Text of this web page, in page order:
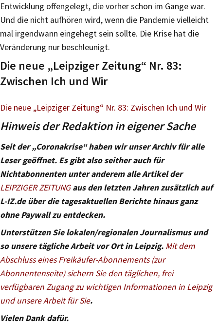
Entwicklung offengelegt, die vorher schon im Gange war.
Und die nicht aufhören wird, wenn die Pandemie vielleicht
mal irgendwann eingehegt sein sollte. Die Krise hat die
Veränderung nur beschleunigt.
Die neue „Leipziger Zeitung“ Nr. 83:
Zwischen Ich und Wir
Die neue „Leipziger Zeitung“ Nr. 83: Zwischen Ich und Wir
Hinweis der Redaktion in eigener Sache
Seit der „Coronakrise“ haben wir unser Archiv für alle
Leser geöffnet. Es gibt also seither auch für
Nichtabonnenten unter anderem alle Artikel der
LEIPZIGER ZEITUNGaus den letzten Jahren zusätzlich auf
L-IZ.de über die tagesaktuellen Berichte hinaus ganz
ohne Paywall zu entdecken.
Unterstützen Sie lokalen/regionalen Journalismus und
so unsere tägliche Arbeit vor Ort in Leipzig. Mit dem
Abschluss eines Freikäufer-Abonnements (zur
Abonnentenseite) sichern Sie den täglichen, frei
verfügbaren Zugang zu wichtigen Informationen in Leipzig
und unsere Arbeit für Sie.
Vielen Dank dafür.